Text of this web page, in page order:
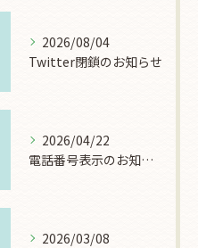
2026/08/04
Twitter閉鎖のお知らせ
2026/04/22
電話番号表示のお知らせ
2026/03/08